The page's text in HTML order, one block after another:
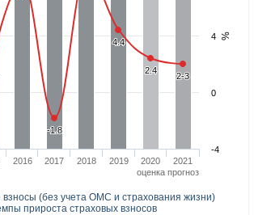
%
-1.8
-1.8
4.4
4.4
2.4
2.4
2-3
2-3
(без учета ОМС и страхования жизни)
прироста страховых взносов
2016 2017 2018 2019
2020
оценка
2021
прогноз
-4
0
4